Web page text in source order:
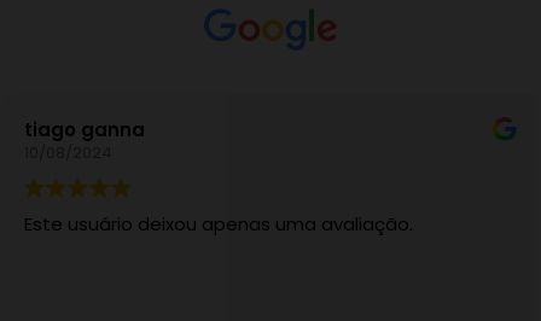
tiago ganna
Este usuário deixou apenas uma avaliação.